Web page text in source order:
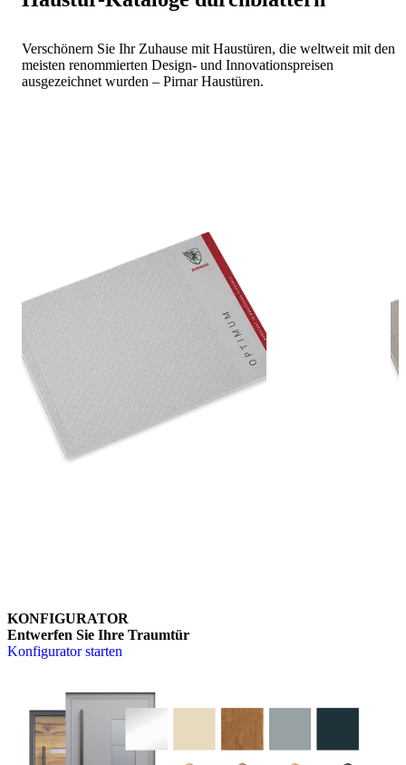
Verschönern Sie Ihr Zuhause mit Haustüren, die weltweit mit den
meisten renommierten Design- und Innovationspreisen
ausgezeichnet wurden – Pirnar Haustüren.
Jetzt durchblättern
KONFIGURATOR
Entwerfen Sie Ihre Traumtür
Konfigurator starten